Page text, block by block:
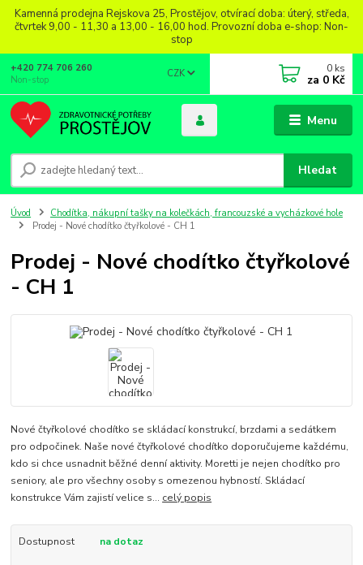
Kamenná prodejna Rejskova 25, Prostějov, otvírací doba: úterý, středa,
čtvrtek 9,00 - 11,30 a 13,00 - 16,00 hod. Provozní doba e-shop: Non-
stop
Menu
CZK
Hledat
+420 774 706 260
Non-stop
0 ks
za 0 Kč
Úvod
Chodítka, nákupní tašky na kolečkách, francouzské a vycházkové hole
Prodej - Nové chodítko čtyřkolové - CH 1
Prodej - Nové chodítko čtyřkolové
- CH 1
Nové čtyřkolové chodítko se skládací konstrukcí, brzdami a sedátkem
pro odpočinek. Naše nové čtyřkolové chodítko doporučujeme každému,
kdo si chce usnadnit běžné denní aktivity. Moretti je nejen chodítko pro
seniory, ale pro všechny osoby s omezenou hybností. Skládací
konstrukce Vám zajistí velice s... celý popis
Dostupnost na dotaz